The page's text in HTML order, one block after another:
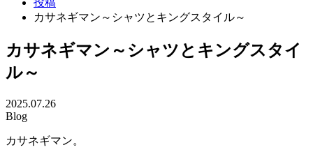
カサネギマン～シャツとキングスタイル～
カサネギマン～シャツとキングスタイ
ル～
2025.07.26
Blog
カサネギマン。